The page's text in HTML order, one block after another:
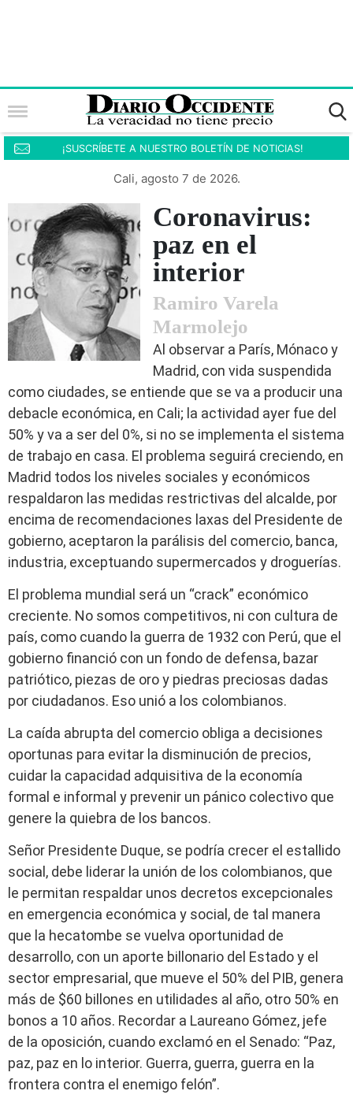
¡SUSCRÍBETE A NUESTRO BOLETÍN DE NOTICIAS!
Cali, agosto 7 de 2026.
Coronavirus:
paz en el
interior
Ramiro Varela
Marmolejo
Al observar a París, Mónaco y
Madrid, con vida suspendida
como ciudades, se entiende que se va a producir una
debacle económica, en Cali; la actividad ayer fue del
50% y va a ser del 0%, si no se implementa el sistema
de trabajo en casa. El problema seguirá creciendo, en
Madrid todos los niveles sociales y económicos
respaldaron las medidas restrictivas del alcalde, por
encima de recomendaciones laxas del Presidente de
gobierno, aceptaron la parálisis del comercio, banca,
industria, exceptuando supermercados y droguerías.
El problema mundial será un “crack” económico
creciente. No somos competitivos, ni con cultura de
país, como cuando la guerra de 1932 con Perú, que el
gobierno financió con un fondo de defensa, bazar
patriótico, piezas de oro y piedras preciosas dadas
por ciudadanos. Eso unió a los colombianos.
La caída abrupta del comercio obliga a decisiones
oportunas para evitar la disminución de precios,
cuidar la capacidad adquisitiva de la economía
formal e informal y prevenir un pánico colectivo que
genere la quiebra de los bancos.
Señor Presidente Duque, se podría crecer el estallido
social, debe liderar la unión de los colombianos, que
le permitan respaldar unos decretos excepcionales
en emergencia económica y social, de tal manera
que la hecatombe se vuelva oportunidad de
desarrollo, con un aporte billonario del Estado y el
sector empresarial, que mueve el 50% del PIB, genera
más de $60 billones en utilidades al año, otro 50% en
bonos a 10 años. Recordar a Laureano Gómez, jefe
de la oposición, cuando exclamó en el Senado: “Paz,
paz, paz en lo interior. Guerra, guerra, guerra en la
frontera contra el enemigo felón”.